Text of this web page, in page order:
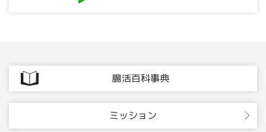
腸活百科事典
ミッション